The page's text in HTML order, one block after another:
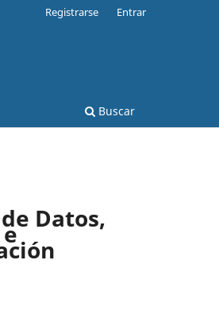
Buscar
Registrarse Entrar
Datos,